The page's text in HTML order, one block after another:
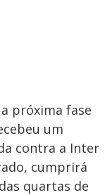
próxima fase
um
contra a Inter
cumprirá
quartas de